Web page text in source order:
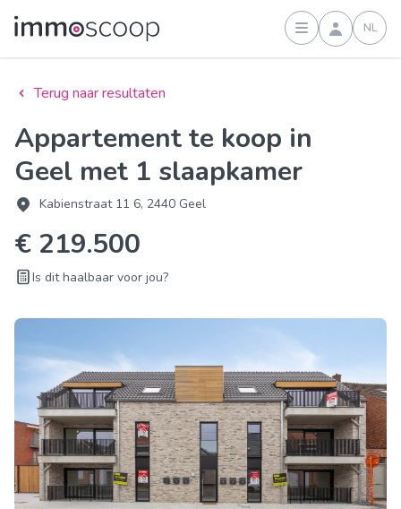
Inloggen
NL
Terug naar resultaten
Appartement te koop in
Geel met 1 slaapkamer
Kabienstraat 11 6, 2440 Geel
€ 219.500
Is dit haalbaar voor jou?